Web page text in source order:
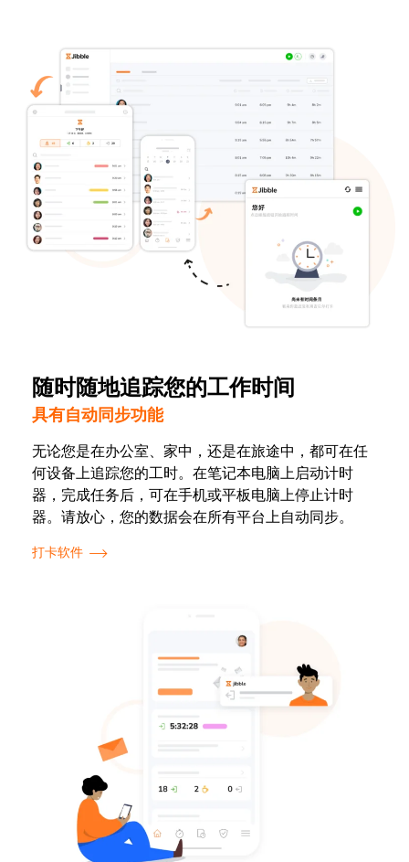
随时随地追踪您的工作时间
具有自动同步功能
无论您是在办公室、家中，还是在旅途中，都可在任
何设备上追踪您的工时。在笔记本电脑上启动计时
器，完成任务后，可在手机或平板电脑上停止计时
器。请放心，您的数据会在所有平台上自动同步。
打卡软件